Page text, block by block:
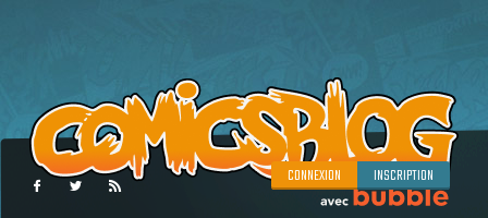
CONNEXION INSCRIPTION